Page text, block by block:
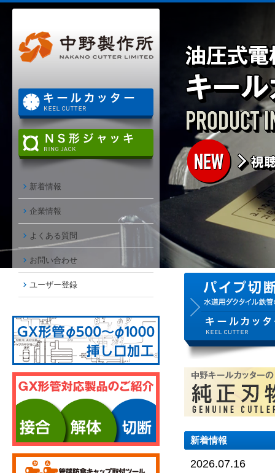
新着情報
企業情報
よくある質問
お問い合わせ
ユーザー登録
新着情報
2026.07.16